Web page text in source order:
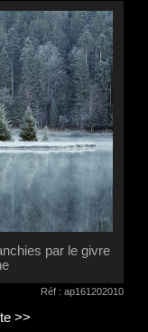
par le givre
Réf : ap161202010
>>